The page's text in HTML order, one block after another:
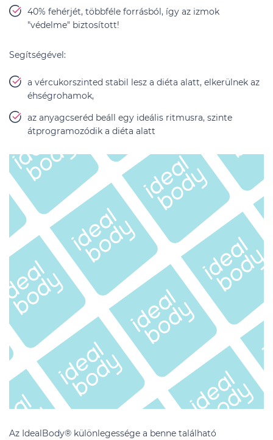
40% fehérjét, többféle forrásból, így az izmok
"védelme" biztosított!
Segítségével:
a vércukorszinted stabil lesz a diéta alatt, elkerülnek az
éhségrohamok,
az anyagcseréd beáll egy ideális ritmusra, szinte
átprogramozódik a diéta alatt
Az IdealBody® különlegessége a benne található